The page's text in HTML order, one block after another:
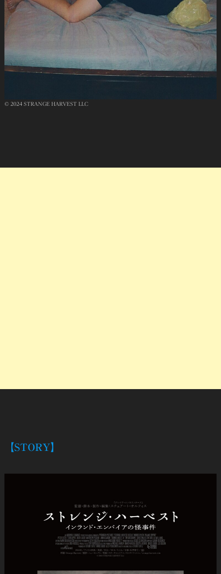
© 2024 STRANGE HARVEST LLC
【STORY】